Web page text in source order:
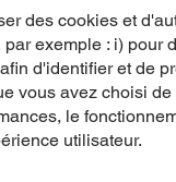
des cookies et
exemple : i) pour
d'identifier et de
vous avez choisi
le
utilisateur.